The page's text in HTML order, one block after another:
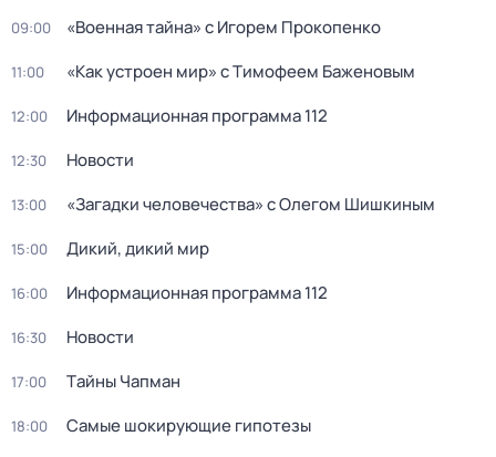
09:00 «Военнaя тайна» с Игорем Прокoпенко
11:00 «Как устроен мир» с Тимофеем Баженовым
12:00 Информационная программа 112
12:30 Новости
13:00 «Загадки человечества» с Олегом Шишкиным
15:00 Дикий, дикий мир
16:00 Информационная программа 112
16:30 Новости
17:00 Тaйны Чапман
18:00 Самые шoкиpующие гипотезы